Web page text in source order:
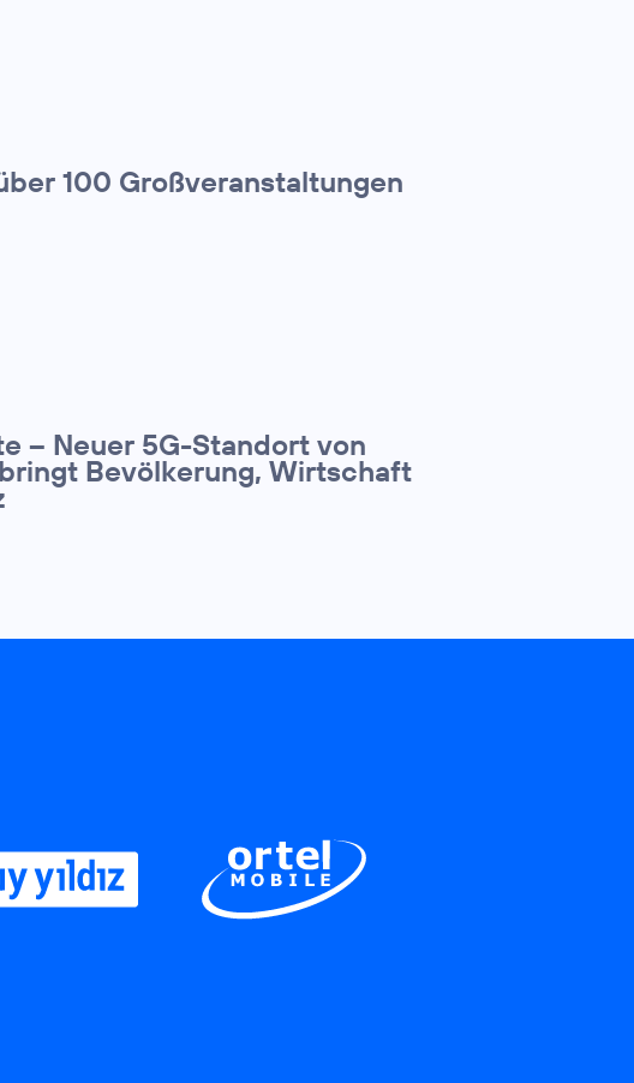
100 Großveranstaltungen
– Neuer 5G-Standort von
Bevölkerung, Wirtschaft